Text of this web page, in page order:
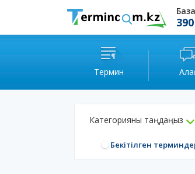
Термин
Категорияны таңдаңыз
Бекітілген